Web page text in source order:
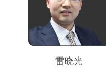
雷晓光